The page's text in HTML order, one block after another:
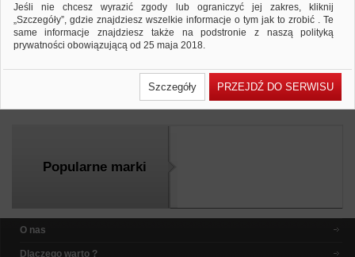
Korektor w taśmie do korygowania tekstów zarówno
pisanych odręcznie jak i drukowanych, z boczną
aplikacją…
Popularne marki
O nas
Dlaczego warto ?
Jeśli nie chcesz wyrazić zgody lub ograniczyć jej zakres, kliknij
„Szczegóły”, gdzie znajdziesz wszelkie informacje o tym jak to zrobić . Te
same informacje znajdziesz także na podstronie z naszą polityką
prywatności obowiązującą od 25 maja 2018.
wcześniejsza zgoda której udzieliliście podczas zakładania konta. Każda
Państwa zgoda jest dobrowolna i można ją w dowolnym momencie
Lista Zaufanych Partnerów (rozwiń)
Szczegóły PRZEJDŹ DO SERWISU